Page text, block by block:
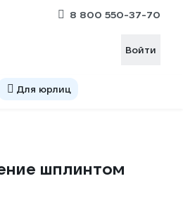
8 800 550-37-70
Войти
Для юрлиц
шплинтом